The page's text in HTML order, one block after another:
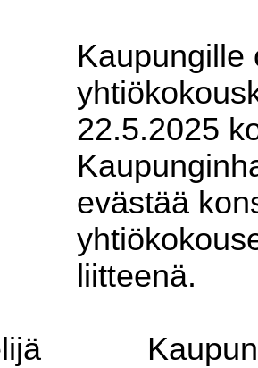
Kaupungille
22.5.2025
evästää
liitteenä.